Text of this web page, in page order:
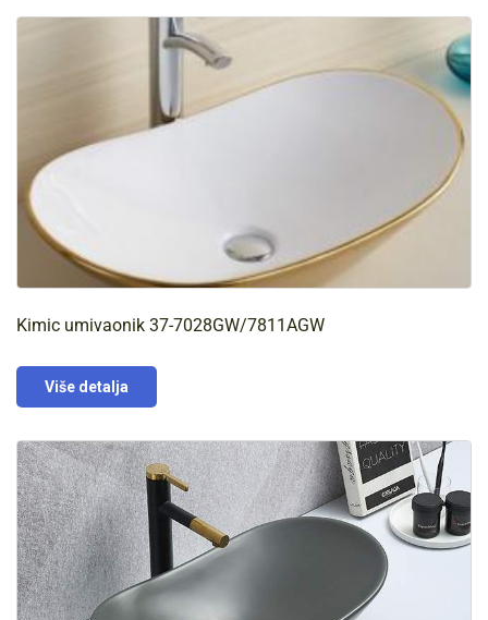
Kimic umivaonik 37-7028GW/7811AGW
Više detalja